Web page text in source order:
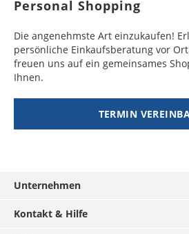
Personal Shopping
Die angenehmste Art einzukaufen!
persönliche Einkaufsberatung vor
freuen uns auf ein gemeinsames
Ihnen.
TERMIN
Unternehmen
Kontakt & Hilfe